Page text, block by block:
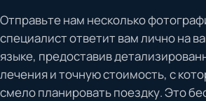
Отправьте нам несколько
специалист ответит вам лично на
языке, предоставив
лечения и точную стоимость, с
смело планировать поездку. Это